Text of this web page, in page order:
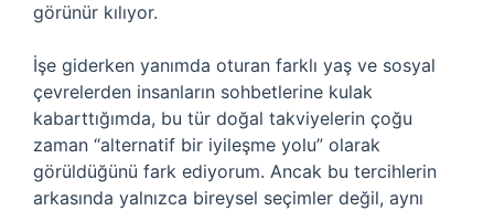
görünür kılıyor.
İşe giderken yanımda oturan farklı yaş ve sosyal
çevrelerden insanların sohbetlerine kulak
kabarttığımda, bu tür doğal takviyelerin çoğu
zaman “alternatif bir iyileşme yolu” olarak
görüldüğünü fark ediyorum. Ancak bu tercihlerin
arkasında yalnızca bireysel seçimler değil, aynı